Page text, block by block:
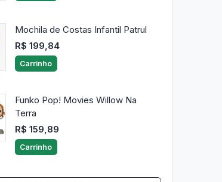
Mochila de Costas Infantil Patrul
R$ 199,84
Carrinho
Funko Pop! Movies Willow Na
Terra
R$ 159,89
Carrinho